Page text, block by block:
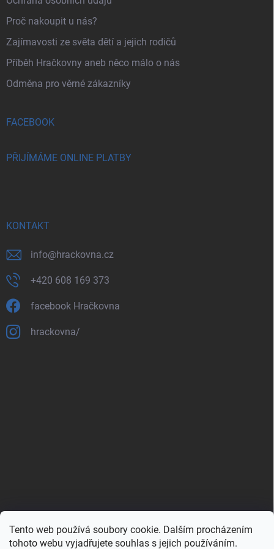
Tento web používá soubory cookie. Dalším procházením
tohoto webu vyjadřujete souhlas s jejich používáním.
Proč nakoupit u nás?
Zajímavosti ze světa dětí a jejich rodičů
Příběh Hračkovny aneb něco málo o nás
Odměna pro věrné zákazníky
FACEBOOK
PŘIJÍMÁME ONLINE PLATBY
KONTAKT
info@hrackovna.cz
+420 608 169 373
facebook Hračkovna
hrackovna/
Zboží.cz Heureka.cz Porovnávač.cz